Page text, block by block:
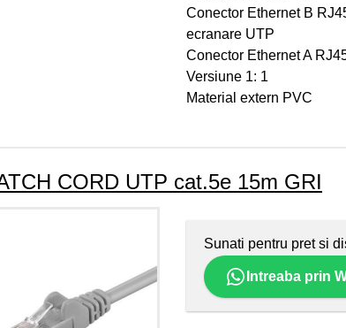
Conector Ethernet B
ecranare UTP
Conector Ethernet A
Versiune 1: 1
Material extern PVC
CORD UTP cat.5e 15m GRI
Sunati pentru pret si
Intreaba prin